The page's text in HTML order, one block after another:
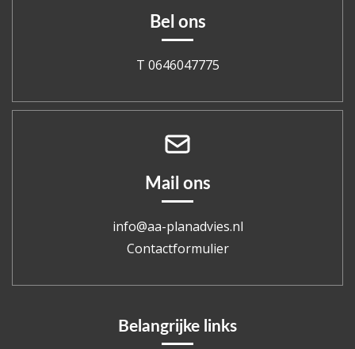
Bel ons
T 0646047775
Mail ons
info@aa-planadvies.nl
Contactformulier
Belangrijke links